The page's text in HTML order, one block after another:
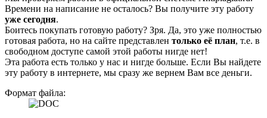
Времени на написание не осталось? Вы получите эту работу
уже сегодня.
Боитесь покупать готовую работу? Зря. Да, это уже полностью
готовая работа, но на сайте представлен только её план, т.е. в
свободном доступе самой этой работы нигде нет!
Эта работа есть только у нас и нигде больше. Если Вы найдете
эту работу в интернете, мы сразу же вернем Вам все деньги.
Формат файла: